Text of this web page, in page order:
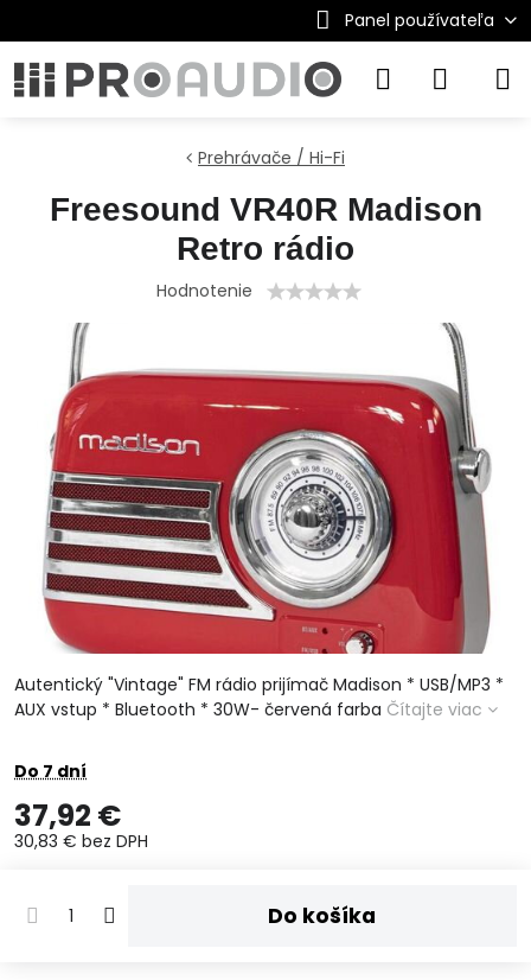
Panel používateľa
Prehrávače / Hi-Fi
Freesound VR40R Madison
Retro rádio
Hodnotenie
Autentický "Vintage" FM rádio prijímač Madison * USB/MP3 *
AUX vstup * Bluetooth * 30W- červená farba Čítajte viac
Do 7 dní
37,92 €
30,83 € bez DPH
Do košíka